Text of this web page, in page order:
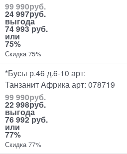
99 990руб.
24 997руб.
выгода
74 993 руб.
или
75%
Скидка 75%
*Бусы р.46 д.6-10 арт:
Танзанит Африка арт: 078719
99 990руб.
22 998руб.
выгода
76 992 руб.
или
77%
Скидка 77%